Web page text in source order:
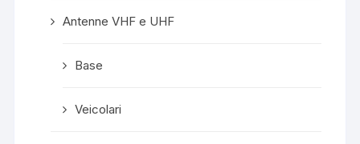
Antenne VHF e UHF
Base
Veicolari